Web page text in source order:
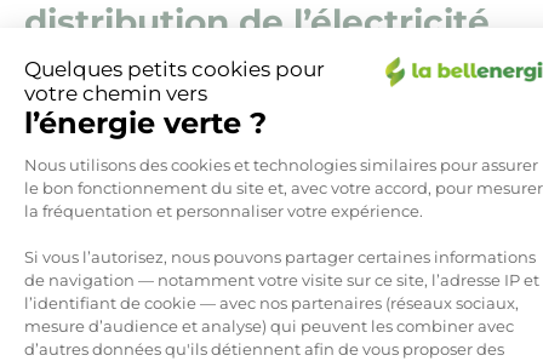
Quelques petits cookies pour
votre chemin vers
l’énergie verte ?
Plateforme de Gestion du
Nous utilisons des cookies et technologies similaires pour assurer
le bon fonctionnement du site et, avec votre accord, pour mesurer
la fréquentation et personnaliser votre expérience.
Si vous l’autorisez, nous pouvons partager certaines informations
de navigation — notamment votre visite sur ce site, l’adresse IP et
l’identifiant de cookie — avec nos partenaires (réseaux sociaux,
mesure d’audience et analyse) qui peuvent les combiner avec
d’autres données qu'ils détiennent afin de vous proposer des
Axeptio consent
distribution de l’électricité
?
Pour se financer, Enedis et les ELD disposent de
deux principales ressources : le
prestations effectuéespour les particuliers, les
professionnels ou les entreprises. Le montant de
base d’une recommandation de la Commission
de Régulation de l’Énergie (CRE), organisme
public indépendant qui surveille le marché de